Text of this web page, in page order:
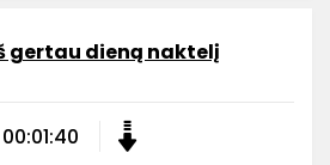
gertau dieną naktelį
00:01:40